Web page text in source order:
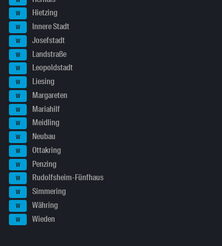
W Hietzing
W Innere Stadt
W Josefstadt
W Landstraße
W Leopoldstadt
W Liesing
W Margareten
W Mariahilf
W Meidling
W Neubau
W Ottakring
W Penzing
W Rudolfsheim-Fünfhaus
W Simmering
W Währing
W Wieden